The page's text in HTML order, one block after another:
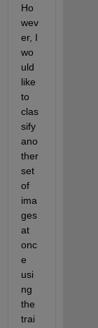
Ho
wev
er, I
wo
uld
like
to
clas
sify
ano
ther
set
of
ima
ges
at
onc
e
usi
ng
the
trai